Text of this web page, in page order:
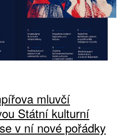
mluvčí
Státní kulturní
v ní nové pořádky